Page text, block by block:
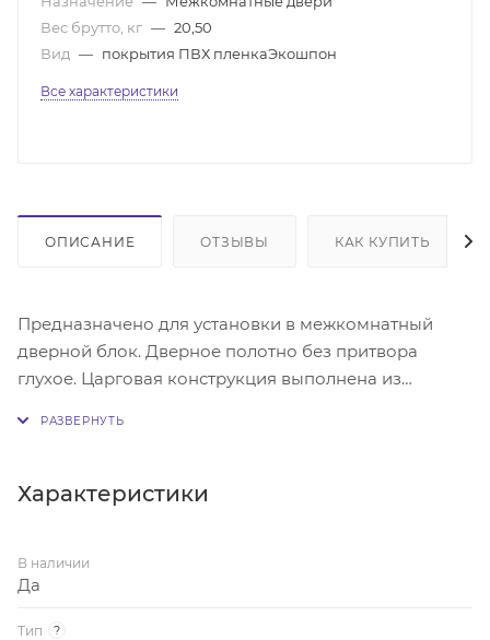
Вес брутто, кг — 20,50
Вид — покрытия ПВХ пленкаЭкошпон
Все характеристики
ОПИСАНИЕ ОТЗЫВЫ КАК КУПИТЬ
Предназначено для установки в межкомнатный
дверной блок. Дверное полотно без притвора
глухое. Царговая конструкция выполнена из
Характеристики
В наличии
Да
Тип ?